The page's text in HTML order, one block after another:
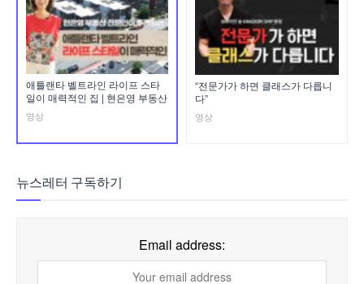
애틀랜타 벨트라인 라이프 스타
일이 매력적인 집 | 현은영 부동산
영상
“전문가가 하면 클래스가 다릅니
다”
영상
뉴스레터 구독하기
Email address: